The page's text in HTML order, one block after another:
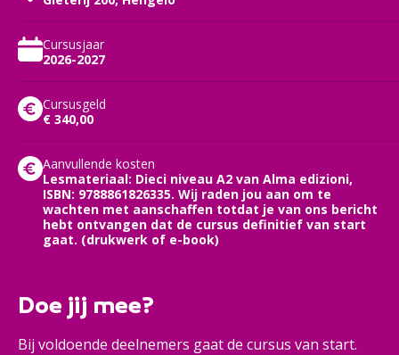
Cursusjaar
2026-2027
Cursusgeld
€ 340,00
Aanvullende kosten
Lesmateriaal: Dieci niveau A2 van Alma edizioni,
ISBN: 9788861826335. Wij raden jou aan om te
wachten met aanschaffen totdat je van ons bericht
hebt ontvangen dat de cursus definitief van start
gaat. (drukwerk of e-book)
Doe jij mee?
Bij voldoende deelnemers gaat de cursus van start.